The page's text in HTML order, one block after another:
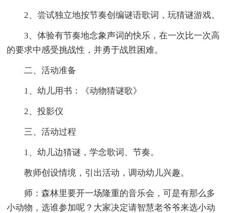
2、尝试独立地按节奏创编谜语歌词，玩猜谜游戏。
3、体验有节奏地念象声词的快乐，在一次比一次高
的要求中感受挑战性，并勇于战胜困难。
二、活动准备
1、幼儿用书：《动物猜谜歌》
2、投影仪
三、活动过程
1、幼儿边猜谜，学念歌词、节奏。
教师创设情境，引出活动，调动幼儿兴趣。
师：森林里要开一场隆重的音乐会，可是有那么多
小动物，选谁参加呢？大家决定请智慧老爷爷来选小动